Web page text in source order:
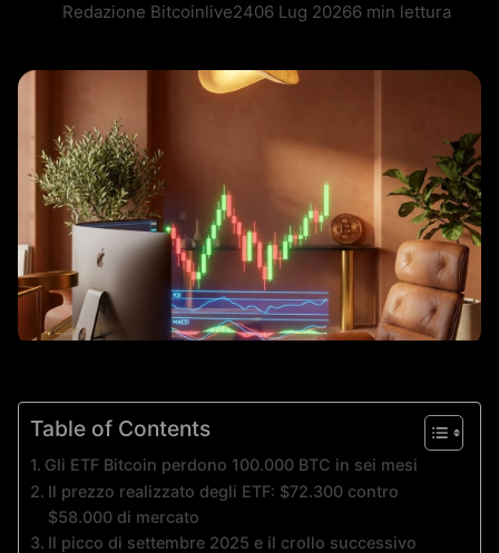
Redazione Bitcoinlive2406 Lug 20266 min lettura
Table of Contents
Gli ETF Bitcoin perdono 100.000 BTC in sei mesi
Il prezzo realizzato degli ETF: $72.300 contro
$58.000 di mercato
Il picco di settembre 2025 e il crollo successivo